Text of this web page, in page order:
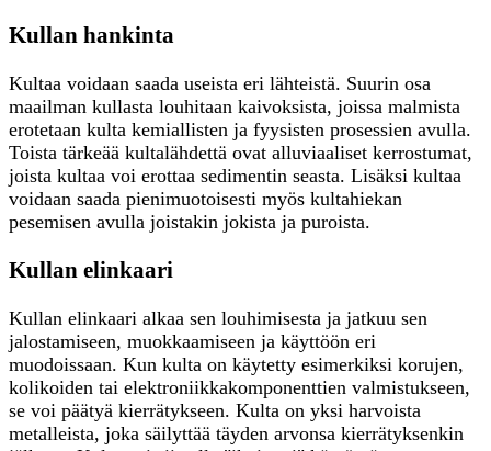
Kullan hankinta
Kultaa voidaan saada useista eri lähteistä. Suurin osa
maailman kullasta louhitaan kaivoksista, joissa malmista
erotetaan kulta kemiallisten ja fyysisten prosessien avulla.
Toista tärkeää kultalähdettä ovat alluviaaliset kerrostumat,
joista kultaa voi erottaa sedimentin seasta. Lisäksi kultaa
voidaan saada pienimuotoisesti myös kultahiekan
pesemisen avulla joistakin jokista ja puroista.
Kullan elinkaari
Kullan elinkaari alkaa sen louhimisesta ja jatkuu sen
jalostamiseen, muokkaamiseen ja käyttöön eri
muodoissaan. Kun kulta on käytetty esimerkiksi korujen,
kolikoiden tai elektroniikkakomponenttien valmistukseen,
se voi päätyä kierrätykseen. Kulta on yksi harvoista
metalleista, joka säilyttää täyden arvonsa kierrätyksenkin